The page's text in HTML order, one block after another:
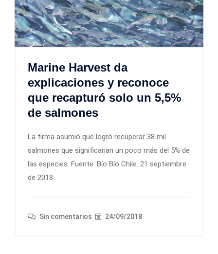
Marine Harvest da
explicaciones y reconoce
que recapturó solo un 5,5%
de salmones
La firma asumió que logró recuperar 38 mil
salmones que significarían un poco más del 5% de
las especies. Fuente: Bío Bío Chile. 21 septiembre
de 2018.
Sin comentarios 24/09/2018